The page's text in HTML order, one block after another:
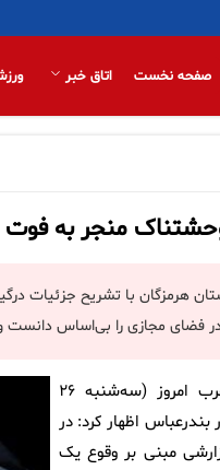
صفحه نخست اتاق خبر
منجر به
هرمزگان با تشریح جزئیات
مجازی را بی‌اساس دانست و
، سرهنگ موسی عرب امروز (سه‌شنبه ۲۶
بندرعباس اظهار کرد: در
مورخه ۲۰ فروردین‌ ماه ۱۴۰۴، گزارشی مبنی بر وقوع یک